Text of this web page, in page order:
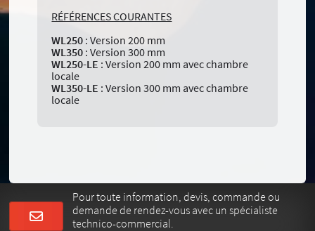
RÉFÉRENCES COURANTES
WL250 : Version 200 mm
WL350 : Version 300 mm
WL250-LE : Version 200 mm avec chambre
locale
WL350-LE : Version 300 mm avec chambre
locale
Pour toute information, devis, commande ou
demande de rendez-vous avec un spécialiste
technico-commercial.